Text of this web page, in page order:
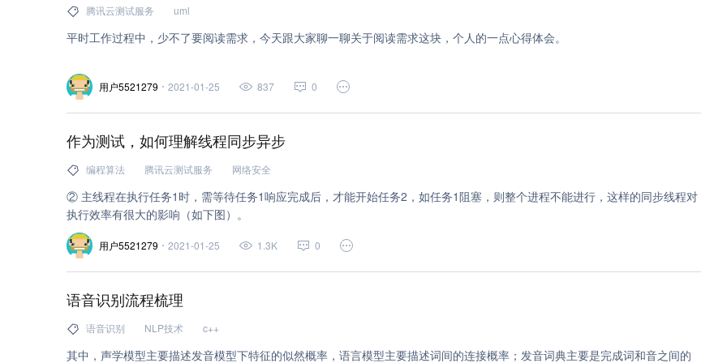
腾讯云测试服务 uml
平时工作过程中，少不了要阅读需求，今天跟大家聊一聊关于阅读需求这块，个人的一点心得体会。
用户5521279 2021-01-25 837 0
作为测试，如何理解线程同步异步
编程算法 腾讯云测试服务 网络安全
② 主线程在执行任务1时，需等待任务1响应完成后，才能开始任务2，如任务1阻塞，则整个进程不能进行，这样的同步线程对
执行效率有很大的影响（如下图）。
用户5521279 2021-01-25 1.3K 0
语音识别流程梳理
语音识别 NLP技术 c++
其中，声学模型主要描述发音模型下特征的似然概率，语言模型主要描述词间的连接概率；发音词典主要是完成词和音之间的